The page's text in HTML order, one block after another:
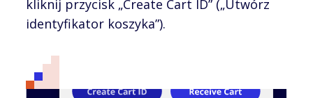
kliknij przycisk „Create Cart ID” („Utwórz
identyfikator koszyka”).